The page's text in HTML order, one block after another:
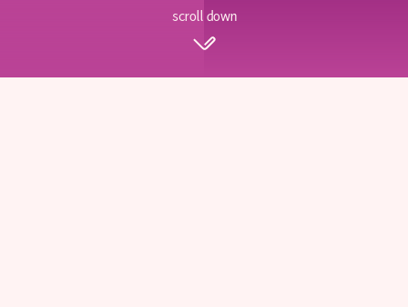
scroll down